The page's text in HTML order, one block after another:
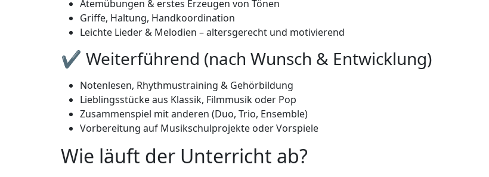
Atemübungen & erstes Erzeugen von Tönen
Griffe, Haltung, Handkoordination
Leichte Lieder & Melodien – altersgerecht und motivierend
✔ Weiterführend (nach Wunsch & Entwicklung)
Notenlesen, Rhythmustraining & Gehörbildung
Lieblingsstücke aus Klassik, Filmmusik oder Pop
Zusammenspiel mit anderen (Duo, Trio, Ensemble)
Vorbereitung auf Musikschulprojekte oder Vorspiele
Wie läuft der Unterricht ab?